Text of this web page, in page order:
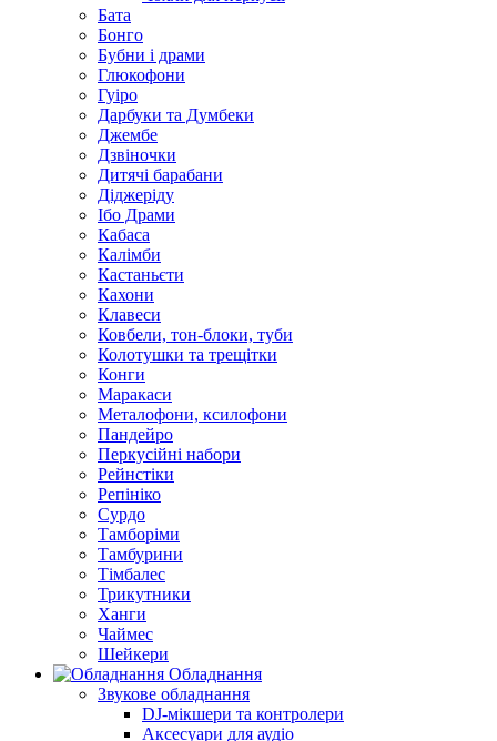
Бата
Бонго
Бубни і драми
Глюкофони
Гуіро
Дарбуки та Думбеки
Джембе
Дзвіночки
Дитячі барабани
Діджеріду
Ібо Драми
Кабаса
Калімби
Кастаньєти
Кахони
Клавеси
Ковбели, тон-блоки, туби
Колотушки та трещітки
Конги
Маракаси
Металофони, ксилофони
Пандейро
Перкусійні набори
Рейнстіки
Репініко
Сурдо
Тамборіми
Тамбурини
Тімбалес
Трикутники
Ханги
Чаймес
Шейкери
Обладнання
Звукове обладнання
DJ-мікшери та контролери
Аксесуари для аудіо